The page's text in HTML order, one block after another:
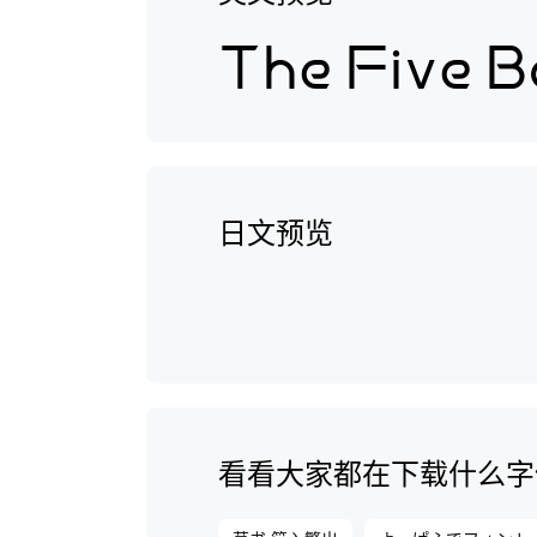
日文预览
看看大家都在下载什么